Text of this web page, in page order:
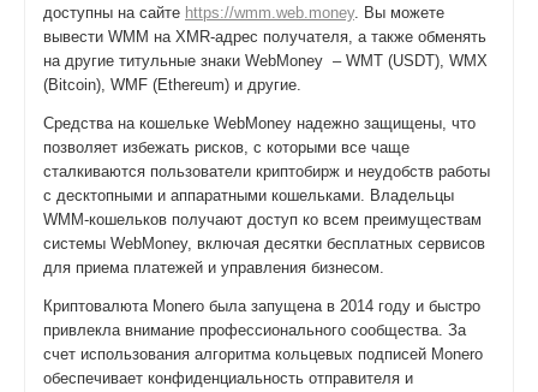
доступны на сайте https://wmm.web.money. Вы можете
вывести WMM на XMR-адрес получателя, а также обменять
на другие титульные знаки WebMoney – WMT (USDT), WMX
(Bitcoin), WMF (Ethereum) и другие.
Средства на кошельке WebMoney надежно защищены, что
позволяет избежать рисков, с которыми все чаще
сталкиваются пользователи криптобирж и неудобств работы
с десктопными и аппаратными кошельками. Владельцы
WMM-кошельков получают доступ ко всем преимуществам
системы WebMoney, включая десятки бесплатных сервисов
для приема платежей и управления бизнесом.
Криптовалюта Monero была запущена в 2014 году и быстро
привлекла внимание профессионального сообщества. За
счет использования алгоритма кольцевых подписей Monero
обеспечивает конфиденциальность отправителя и